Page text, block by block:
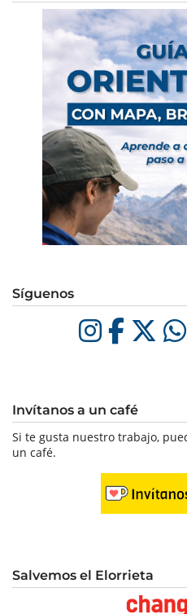
Síguenos
Invítanos a un café
Si te gusta nuestro trabajo,
un café.
Salvemos el Elorrieta